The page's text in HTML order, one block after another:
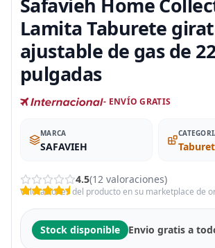
Safavieh Home
Lamita Taburete
ajustable de gas de
pulgadas
- ENVÍO GRATIS
MARCA
SAFAVIEH
4.5(12 valoraciones)
Valoraciones del producto en su marketplace de
Stock disponible Envio gratis a